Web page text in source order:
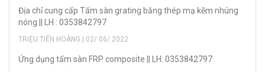
Địa chỉ cung cấp Tấm sàn grating bằng thép mạ kẽm nhúng
nóng || LH : 0353842797
TRIỆU TIẾN HOÀNG | 02/ 06/ 2022
Ứng dụng tấm sàn FRP composite || LH: 0353842797